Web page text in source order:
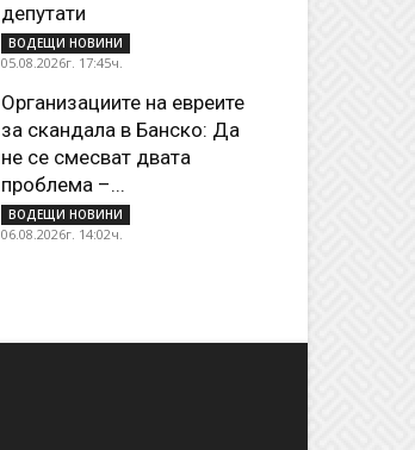
депутати
ВОДЕЩИ НОВИНИ
05.08.2026г. 17:45ч.
Организациите на евреите
за скандала в Банско: Да
не се смесват двата
проблема –...
ВОДЕЩИ НОВИНИ
06.08.2026г. 14:02ч.